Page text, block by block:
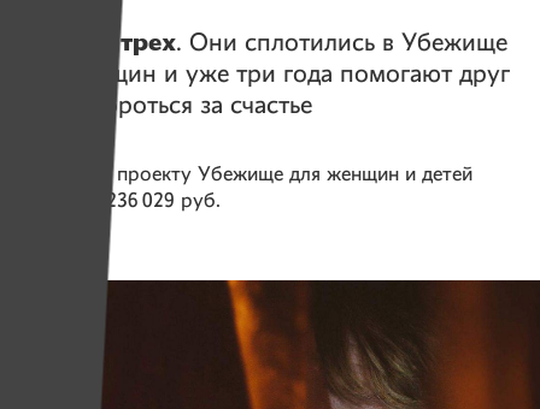
Сердца трех. Они сплотились в Убежище
для женщин и уже три года помогают друг
другу бороться за счастье
Помогаем проекту Убежище для женщин и детей
236 029 руб.